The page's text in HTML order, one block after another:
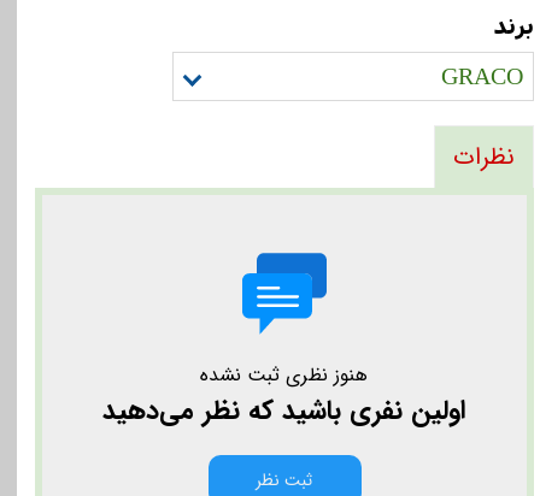
برند
GRACO
نظرات
هنوز نظری ثبت نشده
اولین نفری باشید که نظر می‌دهید
ثبت نظر